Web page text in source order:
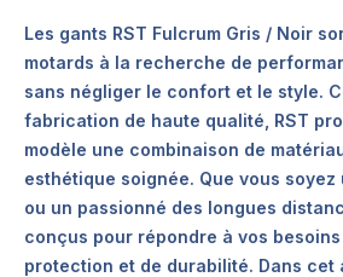
Les gants RST Fulcrum Gris / Noir
motards à la recherche de
sans négliger le confort et le style.
fabrication de haute qualité, RST
modèle une combinaison de
esthétique soignée. Que vous
ou un passionné des longues
conçus pour répondre à vos
protection et de durabilité. Dans cet